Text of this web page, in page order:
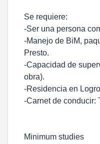
Se requiere:
-Ser una persona
-Manejo de BiM,
Presto.
-Capacidad de
obra).
-Residencia en
-Carnet de conducir:
Minimum studies